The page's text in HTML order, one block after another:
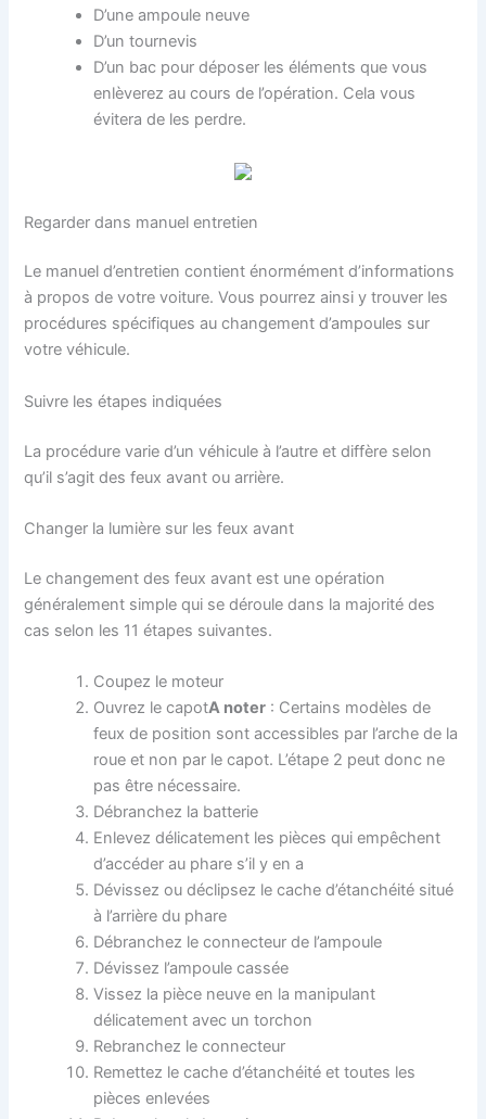
D’une ampoule neuve
D’un tournevis
D’un bac pour déposer les éléments que vous
enlèverez au cours de l’opération. Cela vous
évitera de les perdre.
Regarder dans manuel entretien
Le manuel d’entretien contient énormément d’informations
à propos de votre voiture. Vous pourrez ainsi y trouver les
procédures spécifiques au changement d’ampoules sur
votre véhicule.
Suivre les étapes indiquées
La procédure varie d’un véhicule à l’autre et diffère selon
qu’il s’agit des feux avant ou arrière.
Changer la lumière sur les feux avant
Le changement des feux avant est une opération
généralement simple qui se déroule dans la majorité des
cas selon les 11 étapes suivantes.
Coupez le moteur
Ouvrez le capotA noter : Certains modèles de
feux de position sont accessibles par l’arche de la
roue et non par le capot. L’étape 2 peut donc ne
pas être nécessaire.
Débranchez la batterie
Enlevez délicatement les pièces qui empêchent
d’accéder au phare s’il y en a
Dévissez ou déclipsez le cache d’étanchéité situé
à l’arrière du phare
Débranchez le connecteur de l’ampoule
Dévissez l’ampoule cassée
Vissez la pièce neuve en la manipulant
délicatement avec un torchon
Rebranchez le connecteur
Remettez le cache d’étanchéité et toutes les
pièces enlevées